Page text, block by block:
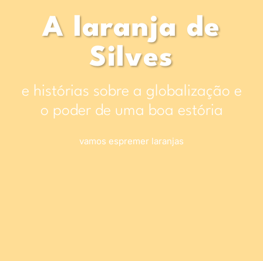
A laranja de
Silves
e histórias sobre a globalização e
o poder de uma boa estória
vamos espremer laranjas